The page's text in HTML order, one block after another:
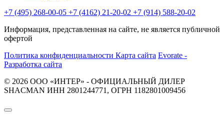
+7 (495) 268-00-05 +7 (4162) 21-20-02 +7 (914) 588-20-02
Информация, представленная на сайте, не является публичной
офертой
Политика конфиденциальности Карта сайта Evorate -
Разработка сайта
© 2026 ООО «ИНТЕР» - ОФИЦИАЛЬНЫЙ ДИЛЕР
SHACMAN ИНН 2801244771, ОГРН 1182801009456